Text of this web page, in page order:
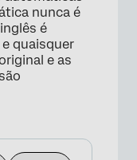
nunca é
é
quaisquer
e as